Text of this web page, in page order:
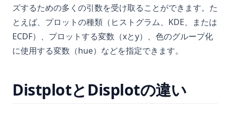
ズするための多くの引数を受け取ることができます。た
とえば、プロットの種類（ヒストグラム、KDE、または
ECDF）、プロットする変数（xとy）、色のグループ化
に使用する変数（hue）などを指定できます。
DistplotとDisplotの違い